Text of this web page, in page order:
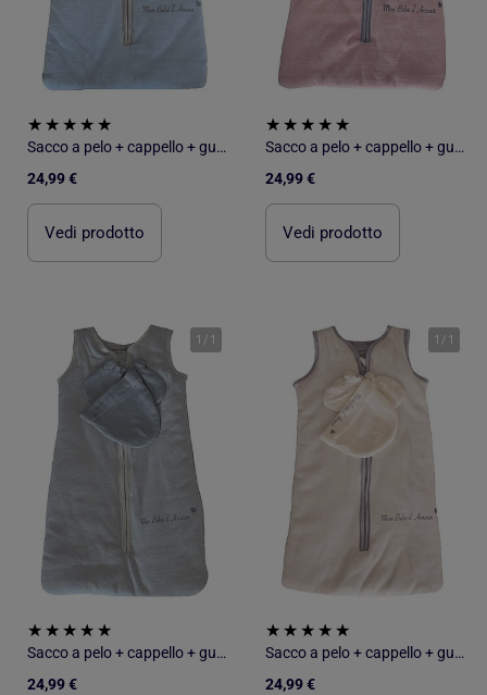
Sacco a pelo + cappello + guanti Les Chatounets
24,99 €
Vedi prodotto
Sacco a pelo + cappello + guanti Les Chatounets
24,99 €
Vedi prodotto
1 / 1
Sacco a pelo + cappello + guanti Les Chatounets
24,99 €
1 / 1
Sacco a pelo + cappello + guanti Les Chatounets
24,99 €